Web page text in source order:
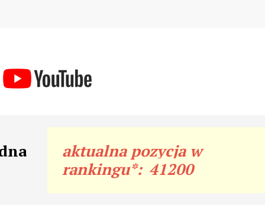
aktualna pozycja w
rankingu*: 41200